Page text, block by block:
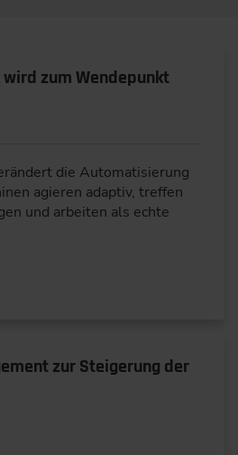
zum Wendepunkt
die Automatisierung
agieren adaptiv, treffen
und arbeiten als echte
zur Steigerung der